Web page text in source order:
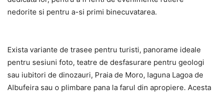
nedorite si pentru a-si primi binecuvatarea.
Exista variante de trasee pentru turisti, panorame ideale
pentru sesiuni foto, teatre de desfasurare pentru geologi
sau iubitori de dinozauri, Praia de Moro, laguna Lagoa de
Albufeira sau o plimbare pana la farul din apropiere. Acesta